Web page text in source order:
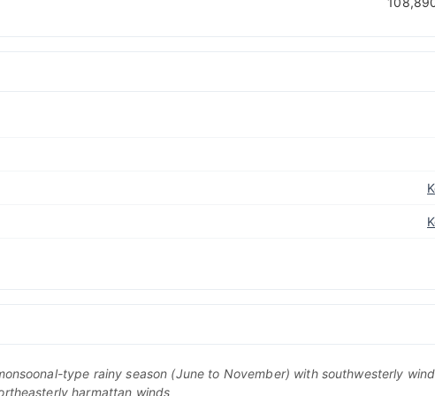
type rainy season (June to November) with southwesterly
harmattan winds